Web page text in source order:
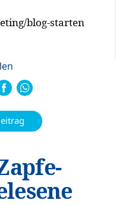
blog-starten